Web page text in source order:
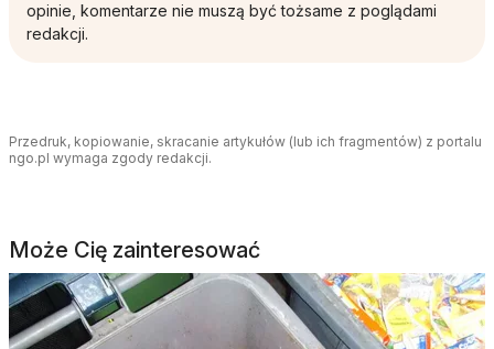
opinie, komentarze nie muszą być tożsame z poglądami
redakcji.
Przedruk, kopiowanie, skracanie artykułów (lub ich fragmentów) z portalu
ngo.pl wymaga zgody redakcji.
Może Cię zainteresować